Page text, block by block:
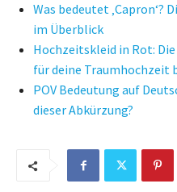
Was bedeutet ‚Capron‘?
im Überblick
Hochzeitskleid in Rot:
für deine Traumhochzeit
POV Bedeutung auf
dieser Abkürzung?